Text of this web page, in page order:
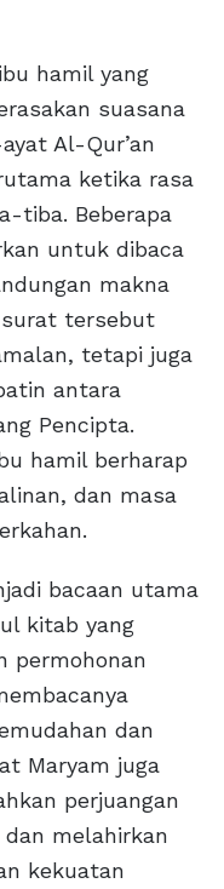
hamil yang
suasana
Al-Qur’an
ketika rasa
tiba. Beberapa
untuk dibaca
makna
tersebut
tetapi juga
antara
Pencipta.
hamil berharap
dan masa
bacaan utama
kitab yang
permohonan
dan
Maryam juga
perjuangan
melahirkan
kekuatan